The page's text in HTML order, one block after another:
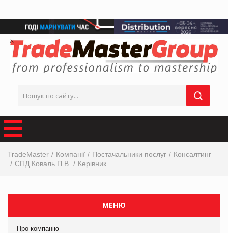
TradeMaster Компанії Постачальники послуг
Консалтинг
СПД Коваль П.В.
Керівник
МЕНЮ
Про компанію